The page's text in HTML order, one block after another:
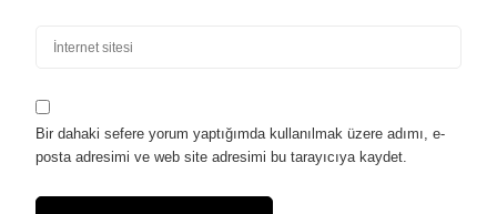
Bir dahaki sefere yorum yaptığımda kullanılmak üzere adımı, e-
posta adresimi ve web site adresimi bu tarayıcıya kaydet.